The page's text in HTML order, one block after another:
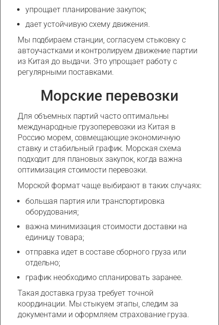
упрощает планирование закупок;
дает устойчивую схему движения.
Мы подбираем станции, согласуем стыковку с
автоучастками и контролируем движение партии
из Китая до выдачи. Это упрощает работу с
регулярными поставками.
Морские перевозки
Для объемных партий часто оптимальны
международные грузоперевозки из Китая в
Россию морем, совмещающие экономичную
ставку и стабильный график. Морская схема
подходит для плановых закупок, когда важна
оптимизация стоимости перевозки.
Морской формат чаще выбирают в таких случаях:
большая партия или транспортировка
оборудования;
важна минимизация стоимости доставки на
единицу товара;
отправка идет в составе сборного груза или
отдельно;
график необходимо спланировать заранее.
Такая доставка груза требует точной
координации. Мы стыкуем этапы, следим за
документами и оформляем страхование груза.